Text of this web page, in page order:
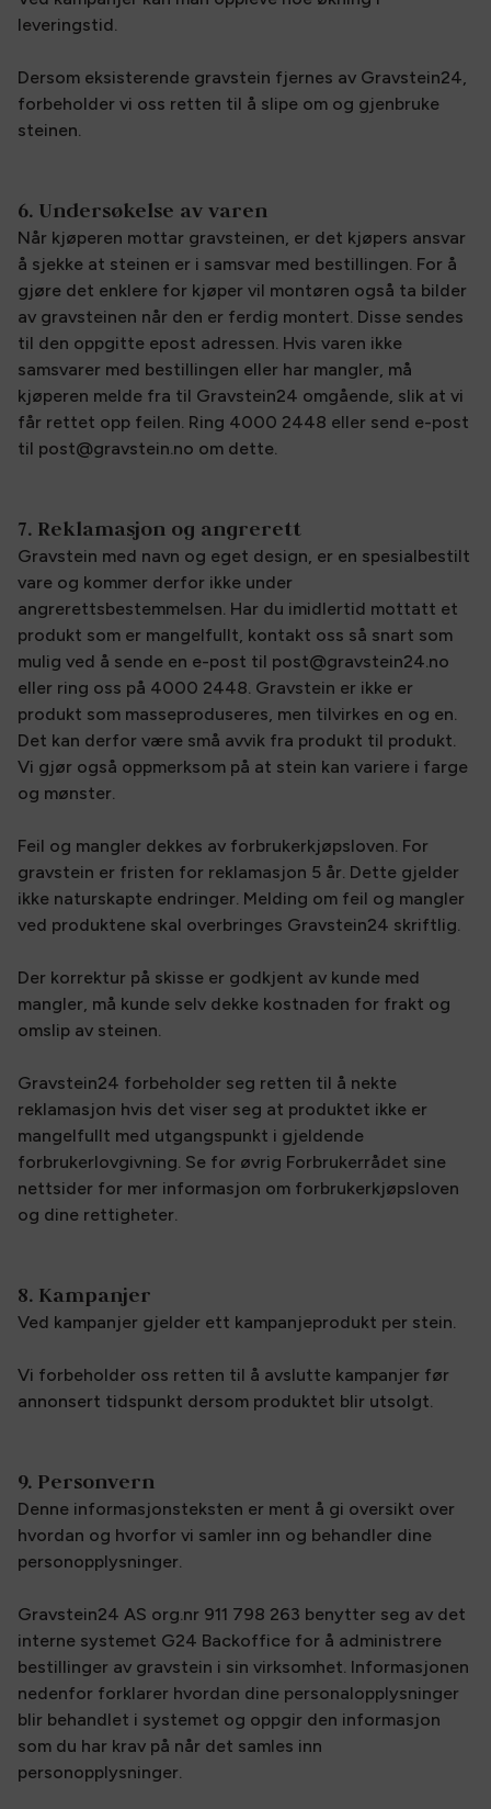
leveringstid.
Dersom eksisterende gravstein fjernes av Gravstein24,
forbeholder vi oss retten til å slipe om og gjenbruke
steinen.
6. Undersøkelse av varen
Når kjøperen mottar gravsteinen, er det kjøpers ansvar
å sjekke at steinen er i samsvar med bestillingen. For å
gjøre det enklere for kjøper vil montøren også ta bilder
av gravsteinen når den er ferdig montert. Disse sendes
til den oppgitte epost adressen. Hvis varen ikke
samsvarer med bestillingen eller har mangler, må
kjøperen melde fra til Gravstein24 omgående, slik at vi
får rettet opp feilen. Ring 4000 2448 eller send e-post
til post@gravstein.no om dette.
7. Reklamasjon og angrerett
Gravstein med navn og eget design, er en spesialbestilt
vare og kommer derfor ikke under
angrerettsbestemmelsen. Har du imidlertid mottatt et
produkt som er mangelfullt, kontakt oss så snart som
mulig ved å sende en e-post til post@gravstein24.no
eller ring oss på 4000 2448. Gravstein er ikke er
produkt som masseproduseres, men tilvirkes en og en.
Det kan derfor være små avvik fra produkt til produkt.
Vi gjør også oppmerksom på at stein kan variere i farge
og mønster.
Feil og mangler dekkes av forbrukerkjøpsloven. For
gravstein er fristen for reklamasjon 5 år. Dette gjelder
ikke naturskapte endringer. Melding om feil og mangler
ved produktene skal overbringes Gravstein24 skriftlig.
Der korrektur på skisse er godkjent av kunde med
mangler, må kunde selv dekke kostnaden for frakt og
omslip av steinen.
Gravstein24 forbeholder seg retten til å nekte
reklamasjon hvis det viser seg at produktet ikke er
mangelfullt med utgangspunkt i gjeldende
forbrukerlovgivning. Se for øvrig Forbrukerrådet sine
nettsider for mer informasjon om forbrukerkjøpsloven
og dine rettigheter.
8. Kampanjer
Ved kampanjer gjelder ett kampanjeprodukt per stein.
Vi forbeholder oss retten til å avslutte kampanjer før
annonsert tidspunkt dersom produktet blir utsolgt.
9. Personvern
Denne informasjonsteksten er ment å gi oversikt over
hvordan og hvorfor vi samler inn og behandler dine
personopplysninger.
Gravstein24 AS org.nr 911 798 263 benytter seg av det
interne systemet G24 Backoffice for å administrere
bestillinger av gravstein i sin virksomhet. Informasjonen
nedenfor forklarer hvordan dine personalopplysninger
blir behandlet i systemet og oppgir den informasjon
som du har krav på når det samles inn
personopplysninger.